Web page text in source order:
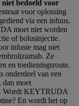
bedoeld voor
voor oplossing
via een infuus.
moet niet worden
of bolusinjectie.
infusie mag niet
Ze
en toedieningsroute.
van een
dan moet
Wordt KEYTRUDA
En wordt het op